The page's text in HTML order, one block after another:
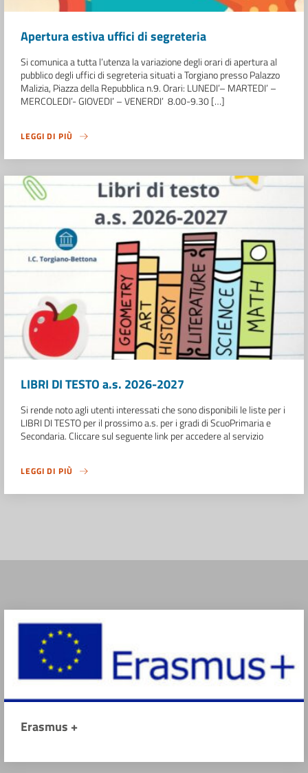
Apertura estiva uffici di segreteria
Si comunica a tutta l’utenza la variazione degli orari di apertura al
pubblico degli uffici di segreteria situati a Torgiano presso Palazzo
Malizia, Piazza della Repubblica n.9. Orari: LUNEDI’– MARTEDI’ –
MERCOLEDI’- GIOVEDI’ – VENERDI’ 8.00-9.30 […]
LEGGI DI PIÙ
LIBRI DI TESTO a.s. 2026-2027
Si rende noto agli utenti interessati che sono disponibili le liste per i
LIBRI DI TESTO per il prossimo a.s. per i gradi di ScuoPrimaria e
Secondaria. Cliccare sul seguente link per accedere al servizio
LEGGI DI PIÙ
Erasmus +